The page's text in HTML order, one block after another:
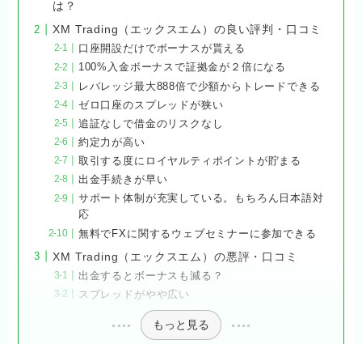
は？
XM Trading（エックスエム）の良い評判・口コミ
口座開設だけでボーナスが貰える
100%入金ボーナスで証拠金が２倍になる
レバレッジ最大888倍で少額からトレードできる
ゼロ口座のスプレッドが狭い
追証なしで借金のリスクなし
約定力が高い
取引する度にロイヤルティポイントが貯まる
出金手続きが早い
サポート体制が充実している。もちろん日本語対
応
無料でFXに関するウェブセミナーに参加できる
XM Trading（エックスエム）の悪評・口コミ
出金するとボーナスも減る？
スプレッドがやや広い
もっと見る